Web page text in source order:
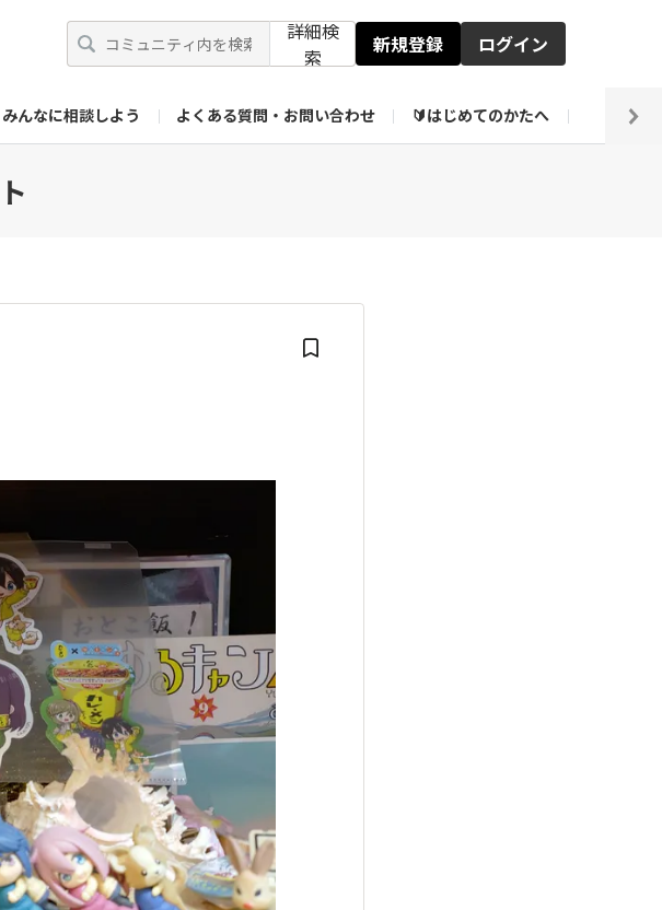
詳細検
索
新規登録 ログイン
みんなに相談しよう よくある質問・お問い合わせ 🔰はじめてのかたへ 編集